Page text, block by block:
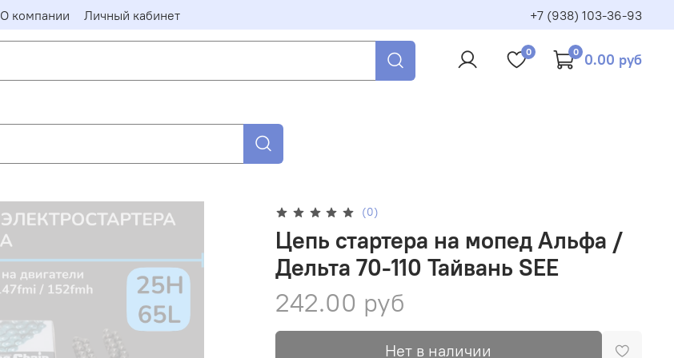
О компании Личный кабинет +7 (938) 103-36-93
0 0 0.00 руб
(0)
Цепь стартера на мопед Альфа /
Дельта 70-110 Тайвань SEE
242.00 руб
Нет в наличии